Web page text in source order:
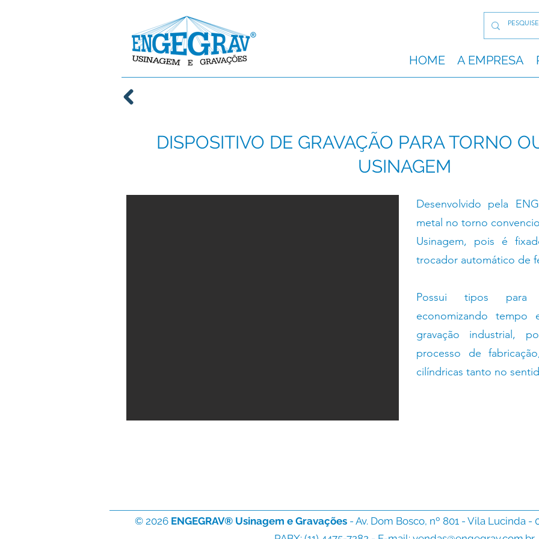
HOME A EMPRESA
DISPOSITIVO DE GRAVAÇÃO PARA TORNO
USINAGEM
Desenvolvido pela
metal no torno
Usinagem, pois é
trocador automático de
Possui tipos para
economizando
gravação industrial,
processo de
cilíndricas tanto no
© 2026 ENGEGRAV® Usinagem e Gravações - Av. Dom Bosco, nº 801 - Vila Lucinda